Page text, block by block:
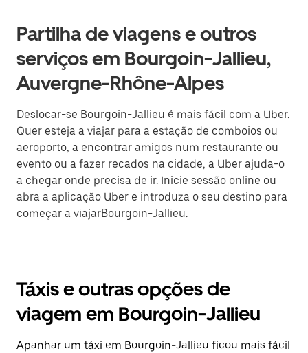
Partilha de viagens e outros
serviços em Bourgoin-Jallieu,
Auvergne-Rhône-Alpes
Deslocar-se Bourgoin-Jallieu é mais fácil com a Uber.
Quer esteja a viajar para a estação de comboios ou
aeroporto, a encontrar amigos num restaurante ou
evento ou a fazer recados na cidade, a Uber ajuda-o
a chegar onde precisa de ir. Inicie sessão online ou
abra a aplicação Uber e introduza o seu destino para
começar a viajarBourgoin-Jallieu.
Táxis e outras opções de
viagem em Bourgoin-Jallieu
Apanhar um táxi em Bourgoin-Jallieu ficou mais fácil